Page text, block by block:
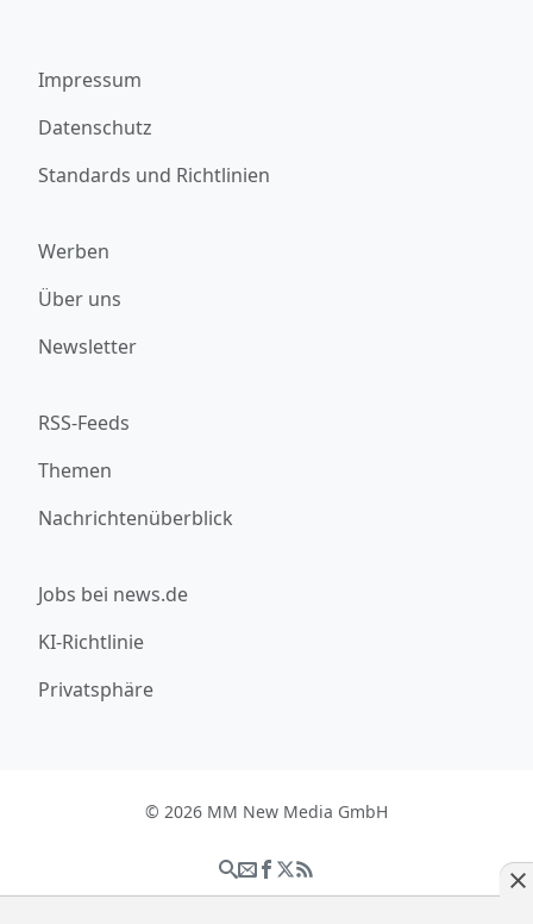
Impressum
Datenschutz
Standards und Richtlinien
Werben
Über uns
Newsletter
RSS-Feeds
Themen
Nachrichtenüberblick
Jobs bei news.de
KI-Richtlinie
Privatsphäre
© 2026 MM New Media GmbH